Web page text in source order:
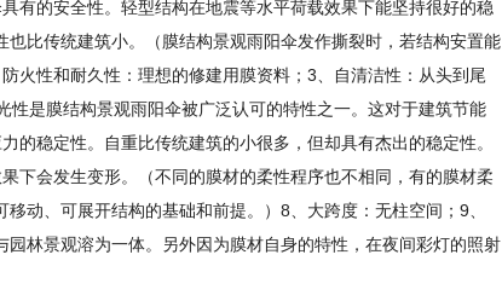
有的安全性。轻型结构在地震等水平荷载效果下能坚持很好的稳
也比传统建筑小。（膜结构景观雨阳伞发作撕裂时，若结构安置能
火性和耐久性：理想的修建用膜资料；3、自清洁性：从头到尾
性是膜结构景观雨阳伞被广泛认可的特性之一。这对于建筑节能
的稳定性。自重比传统建筑的小很多，但却具有杰出的稳定性。
下会发生变形。（不同的膜材的柔性程序也不相同，有的膜材柔
动、可展开结构的基础和前提。）8、大跨度：无柱空间；9、
园林景观溶为一体。另外因为膜材自身的特性，在夜间彩灯的照射